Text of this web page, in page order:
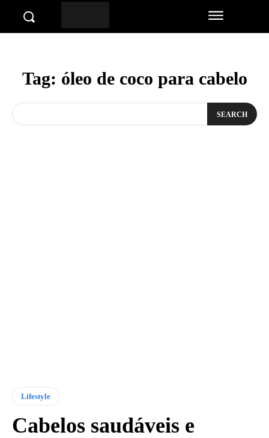
Tag: óleo de coco para cabelo
SEARCH
Lifestyle
Cabelos saudáveis e